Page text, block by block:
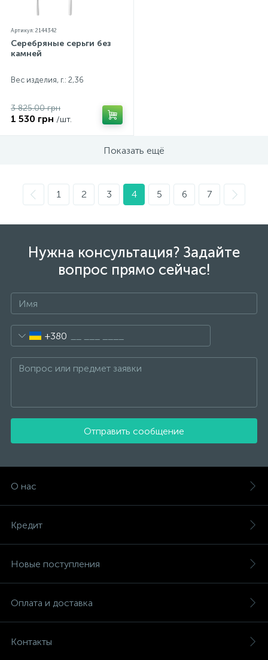
Артикул: 2144342
Серебряные серьги без
камней
Вес изделия, г.: 2,36
3 825.00 грн
1 530 грн /шт.
Показать ещё
1 2 3 4 5 6 7
Нужна консультация? Задайте
вопрос прямо сейчас!
+380
Отправить сообщение
О нас
Кредит
Новые поступления
Оплата и доставка
Контакты